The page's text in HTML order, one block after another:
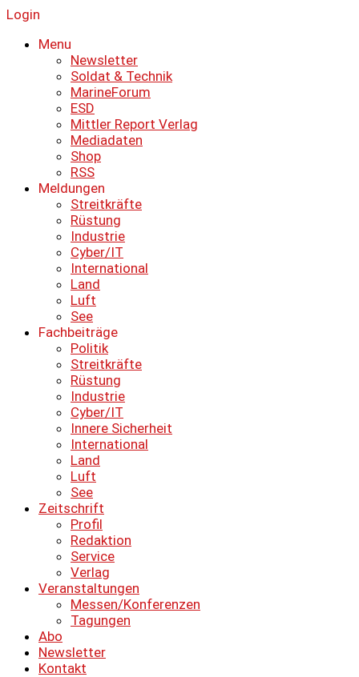
Login
Menu
Newsletter
Soldat & Technik
MarineForum
ESD
Mittler Report Verlag
Mediadaten
Shop
RSS
Meldungen
Streitkräfte
Rüstung
Industrie
Cyber/IT
International
Land
Luft
See
Fachbeiträge
Politik
Streitkräfte
Rüstung
Industrie
Cyber/IT
Innere Sicherheit
International
Land
Luft
See
Zeitschrift
Profil
Redaktion
Service
Verlag
Veranstaltungen
Messen/Konferenzen
Tagungen
Abo
Newsletter
Kontakt